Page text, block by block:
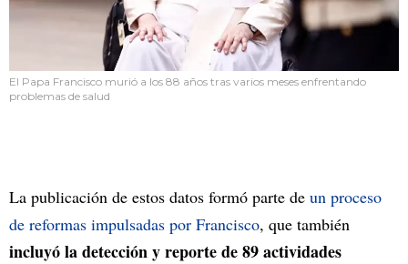
El Papa Francisco murió a los 88 años tras varios meses enfrentando
problemas de salud
La publicación de estos datos formó parte de un proceso
de reformas impulsadas por Francisco, que también
incluyó la detección y reporte de 89 actividades